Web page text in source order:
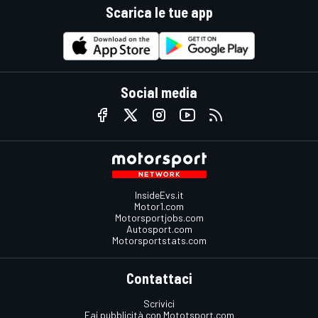
Scarica le tue app
Social media
InsideEvs.it
Motor1.com
Motorsportjobs.com
Autosport.com
Motorsportstats.com
Contattaci
Scrivici
Fai pubblicità con Mototsport.com